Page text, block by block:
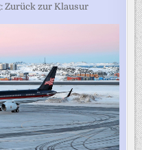
Zurück zur Klausur